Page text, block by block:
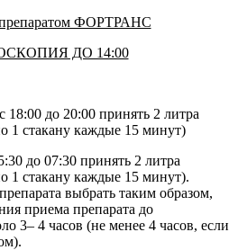
препаратом ФОРТРАНС
ДО 14:00
18:00 до 20:00 принять 2 литра
стакану каждые 15 минут)
до 07:30 принять 2 литра
стакану каждые 15 минут).
выбрать таким образом,
приема препарата до
3– 4 часов (не менее 4 часов, если